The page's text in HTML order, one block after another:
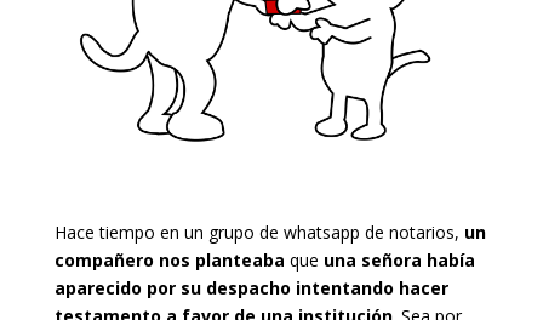
Hace tiempo en un grupo de whatsapp de notarios, un
compañero nos planteaba que una señora había
aparecido por su despacho intentando hacer